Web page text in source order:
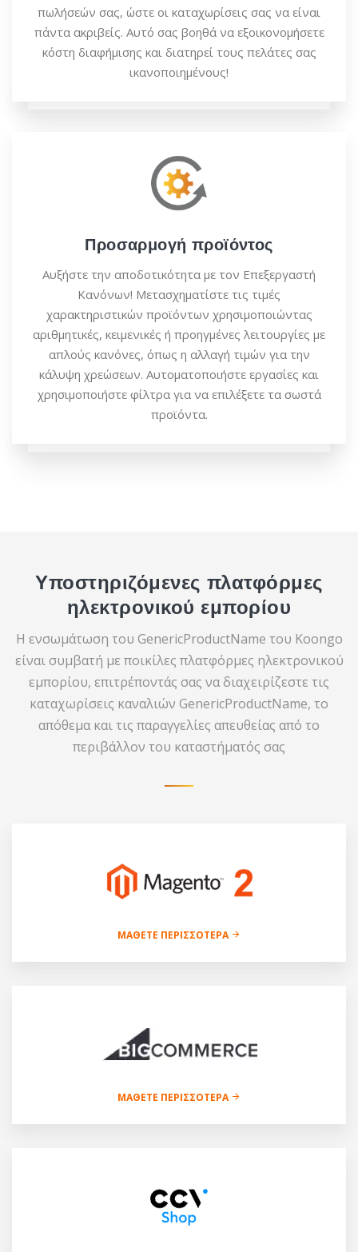
πωλήσεών σας, ώστε οι καταχωρίσεις σας να είναι
πάντα ακριβείς. Αυτό σας βοηθά να εξοικονομήσετε
κόστη διαφήμισης και διατηρεί τους πελάτες σας
ικανοποιημένους!
Προσαρμογή προϊόντος
Αυξήστε την αποδοτικότητα με τον Επεξεργαστή
Κανόνων! Μετασχηματίστε τις τιμές
χαρακτηριστικών προϊόντων χρησιμοποιώντας
αριθμητικές, κειμενικές ή προηγμένες λειτουργίες με
απλούς κανόνες, όπως η αλλαγή τιμών για την
κάλυψη χρεώσεων. Αυτοματοποιήστε εργασίες και
χρησιμοποιήστε φίλτρα για να επιλέξετε τα σωστά
προϊόντα.
Υποστηριζόμενες πλατφόρμες
ηλεκτρονικού εμπορίου
Η ενσωμάτωση του GenericProductName του Koongo
είναι συμβατή με ποικίλες πλατφόρμες ηλεκτρονικού
εμπορίου, επιτρέποντάς σας να διαχειρίζεστε τις
καταχωρίσεις καναλιών GenericProductName, το
απόθεμα και τις παραγγελίες απευθείας από το
περιβάλλον του καταστήματός σας
ΜΆΘΕΤΕ ΠΕΡΙΣΣΌΤΕΡΑ
ΜΆΘΕΤΕ ΠΕΡΙΣΣΌΤΕΡΑ